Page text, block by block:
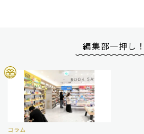
編集部一押し！
コラム